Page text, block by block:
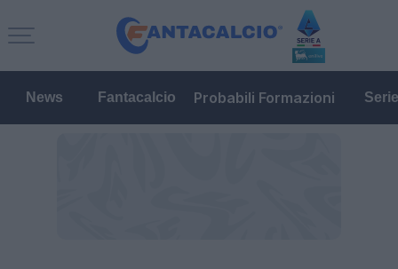
News Fantacalcio Probabili Formazioni